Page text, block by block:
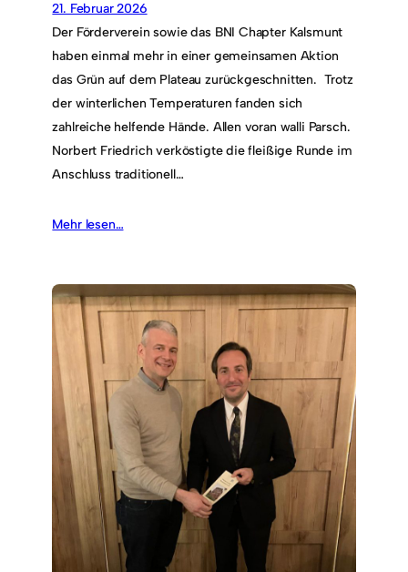
21. Februar 2026
Der Förderverein sowie das BNI Chapter Kalsmunt
haben einmal mehr in einer gemeinsamen Aktion
das Grün auf dem Plateau zurückgeschnitten. Trotz
der winterlichen Temperaturen fanden sich
zahlreiche helfende Hände. Allen voran walli Parsch.
Norbert Friedrich verköstigte die fleißige Runde im
Anschluss traditionell…
Mehr lesen…